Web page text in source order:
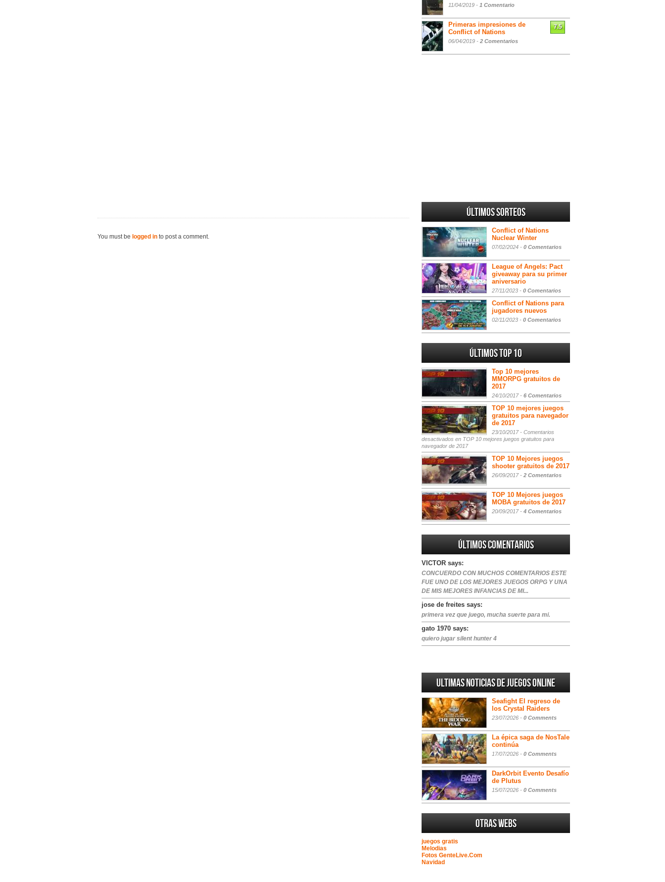
You must be logged in to post a comment.
11/04/2019 - 1 Comentario
Primeras impresiones de
Conflict of Nations
06/04/2019 - 2 Comentarios
7.5
Últimos sorteos
Conflict of Nations
Nuclear Winter
07/02/2024 - 0 Comentarios
League of Angels: Pact
giveaway para su primer
aniversario
27/11/2023 - 0 Comentarios
Conflict of Nations para
jugadores nuevos
02/11/2023 - 0 Comentarios
Últimos Top 10
Top 10 mejores
MMORPG gratuitos de
2017
24/10/2017 - 6 Comentarios
TOP 10 mejores juegos
gratuitos para navegador
de 2017
23/10/2017 - Comentarios
desactivados en TOP 10 mejores juegos gratuitos para
navegador de 2017
TOP 10 Mejores juegos
shooter gratuitos de 2017
26/09/2017 - 2 Comentarios
TOP 10 Mejores juegos
MOBA gratuitos de 2017
20/09/2017 - 4 Comentarios
Últimos comentarios
VICTOR says:
CONCUERDO CON MUCHOS COMENTARIOS ESTE
FUE UNO DE LOS MEJORES JUEGOS ORPG Y UNA
DE MIS MEJORES INFANCIAS DE MI...
jose de freites says:
primera vez que juego, mucha suerte para mi.
gato 1970 says:
quiero jugar silent hunter 4
Ultimas noticias de juegos online
Seafight El regreso de
los Crystal Raiders
23/07/2026 - 0 Comments
La épica saga de NosTale
continúa
17/07/2026 - 0 Comments
DarkOrbit Evento Desafío
de Plutus
15/07/2026 - 0 Comments
Otras webs
juegos gratis
Melodias
Fotos GenteLive.Com
Navidad